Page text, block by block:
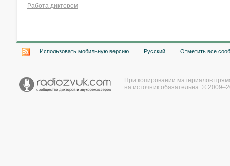
Работа диктором
Использовать мобильную версию Русский Отметить все
При копировании материалов
на источник обязательна. ©